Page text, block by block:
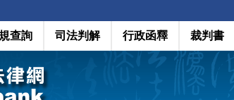
查詢 司法判解 行政函釋 裁判書